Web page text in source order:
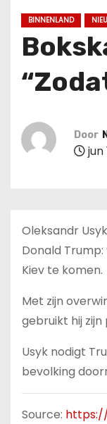
BINNENLAND
Door
jun
Oleksandr
Donald
Kiev te komen.
Met zijn
gebruikt hij
Usyk nodigt
bevolking
Source: